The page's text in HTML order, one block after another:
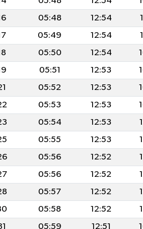
05:48 12:54
05:49 12:54
05:50 12:54
05:51 12:53
05:52 12:53
05:53 12:53
05:54 12:53
05:55 12:53
05:56 12:52
05:56 12:52
05:57 12:52
05:58 12:52
05:59 12:51